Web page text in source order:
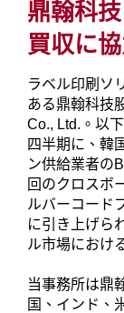
鼎翰科
買収に
ラベル印刷ソ
ある鼎翰科技
Co., Ltd.。以
四半期に、韓
ン供給業者の
回のクロスボ
ルバーコード
に引き上げら
ル市場におけ
当事務所は鼎
国、インド、